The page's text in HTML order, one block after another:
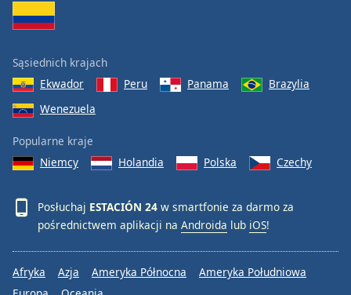
Close
Modal
Dialog
End
dialog
window.
Sąsiednich krajach
Ekwador
Peru Panama
Brazylia
Wenezuela
Popularne kraje
Niemcy
Holandia Polska Czechy
Posłuchaj ESTACIÓN 24 w smartfonie za darmo za
pośrednictwem aplikacji na Androida lub iOS!
Afryka Azja Ameryka Północna
Ameryka Południowa